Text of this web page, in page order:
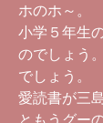
ホのホ～。
小学５年生
のでしょう
でしょう。
愛読書が三